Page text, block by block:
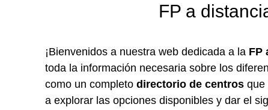
FP a
¡Bienvenidos a nuestra web dedicada a la FP
toda la información necesaria sobre los
como un completo directorio de centrosque
a explorar las opciones disponibles y dar el